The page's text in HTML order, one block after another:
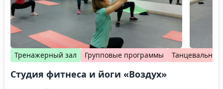
Тренажерный зал Групповые программы
Студия фитнеса и йоги «Воздух»